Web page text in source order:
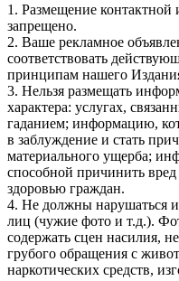
1. Размещение
запрещено.
2. Ваше рекламное
соответствовать
принципам нашего
3. Нельзя размещать
характера: услугах,
гаданием; информацию,
в заблуждение и стать
материального ущерба;
способной причинить
здоровью граждан.
4. Не должны нарушаться
лиц (чужие фото и т.д.).
содержать сцен насилия,
грубого обращения с
наркотических средств,